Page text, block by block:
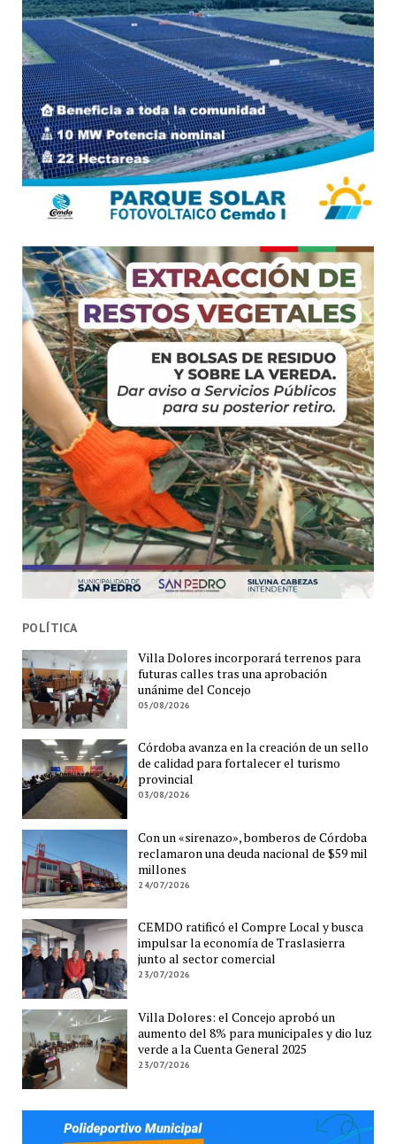
POLÍTICA
Villa Dolores incorporará terrenos para
futuras calles tras una aprobación
unánime del Concejo
05/08/2026
Córdoba avanza en la creación de un sello
de calidad para fortalecer el turismo
provincial
03/08/2026
Con un «sirenazo», bomberos de Córdoba
reclamaron una deuda nacional de $59 mil
millones
24/07/2026
CEMDO ratificó el Compre Local y busca
impulsar la economía de Traslasierra
junto al sector comercial
23/07/2026
Villa Dolores: el Concejo aprobó un
aumento del 8% para municipales y dio luz
verde a la Cuenta General 2025
23/07/2026